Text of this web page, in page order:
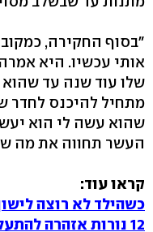
"בסוף החקירה,
אותי עכשיו. היא
שלו עוד שנה עד
מתחיל להיכנס לחדר
שהוא עשה לי הוא
העשר תחווה את מה
קראו עוד:
כשהילד לא רוצה
12 נורות אזהרה להתעללות בילדים